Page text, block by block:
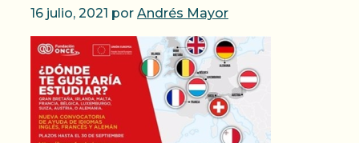
16 julio, 2021 por Andrés Mayor